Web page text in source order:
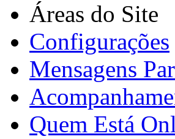
Áreas do Site
Configurações
Mensagens
Quem Está